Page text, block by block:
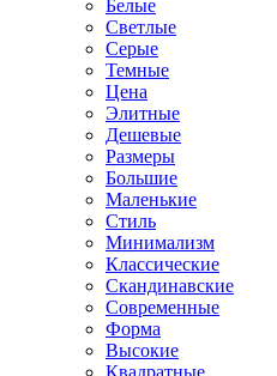
Белые
Светлые
Серые
Темные
Цена
Элитные
Дешевые
Размеры
Большие
Маленькие
Стиль
Минимализм
Классические
Скандинавские
Современные
Форма
Высокие
Квадратные